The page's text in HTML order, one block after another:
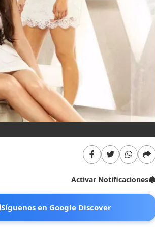
Activar Notificaciones
Síguenos en Google Discover